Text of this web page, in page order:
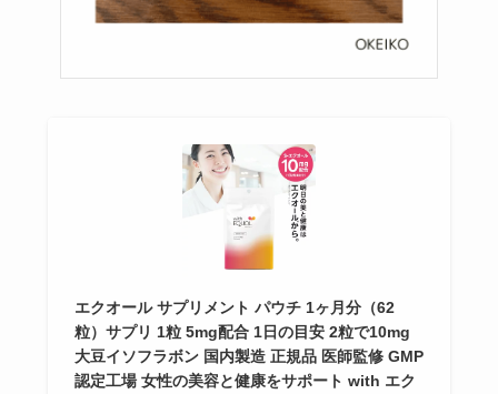
エクオール サプリメント パウチ 1ヶ月分（62
粒）サプリ 1粒 5mg配合 1日の目安 2粒で10mg
大豆イソフラボン 国内製造 正規品 医師監修 GMP
認定工場 女性の美容と健康をサポート with エク